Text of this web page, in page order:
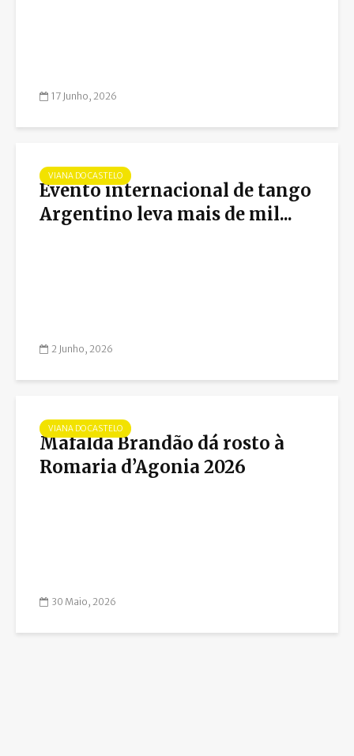
17 Junho, 2026
VIANA DO CASTELO
Evento internacional de tango
Argentino leva mais de mil...
2 Junho, 2026
VIANA DO CASTELO
Mafalda Brandão dá rosto à
Romaria d’Agonia 2026
30 Maio, 2026